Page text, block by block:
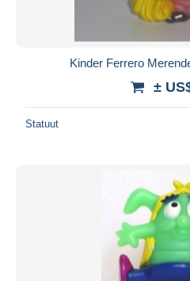
Kinder Ferrero
±
Statuut